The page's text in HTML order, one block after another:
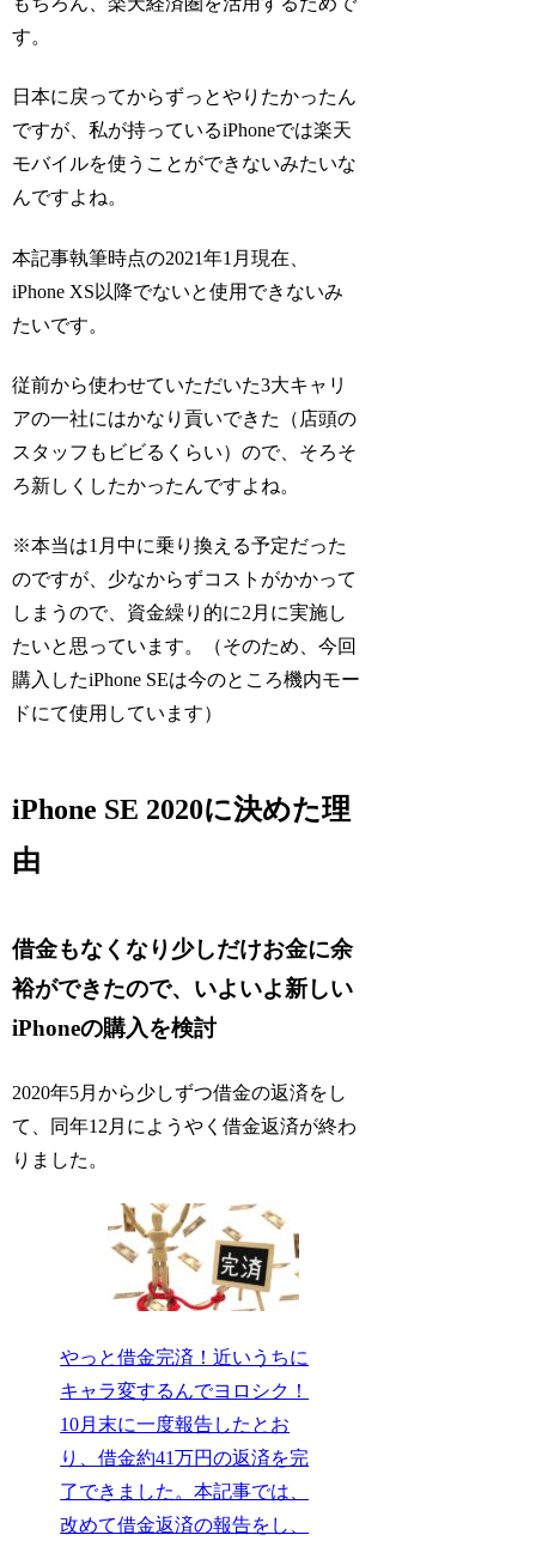
す。
日本に戻ってからずっとやりたかったん
ですが、私が持っているiPhoneでは楽天
モバイルを使うことができないみたいな
んですよね。
本記事執筆時点の2021年1月現在、
iPhone XS以降でないと使用できないみ
たいです。
従前から使わせていただいた3大キャリ
アの一社にはかなり貢いできた（店頭の
スタッフもビビるくらい）ので、そろそ
ろ新しくしたかったんですよね。
※本当は1月中に乗り換える予定だった
のですが、少なからずコストがかかって
しまうので、資金繰り的に2月に実施し
たいと思っています。（そのため、今回
購入したiPhone SEは今のところ機内モー
ドにて使用しています）
iPhone SE 2020に決めた理
由
借金もなくなり少しだけお金に余
裕ができたので、いよいよ新しい
iPhoneの購入を検討
2020年5月から少しずつ借金の返済をし
て、同年12月にようやく借金返済が終わ
りました。
やっと借金完済！近いうちに
キャラ変するんでヨロシク！
10月末に一度報告したとお
り、借金約41万円の返済を完
了できました。本記事では、
改めて借金返済の報告をし、